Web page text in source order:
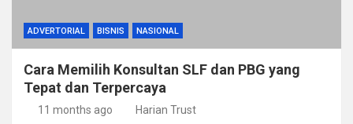
ADVERTORIAL BISNIS NASIONAL
Cara Memilih Konsultan SLF dan PBG yang
Tepat dan Terpercaya
11 months ago Harian Trust